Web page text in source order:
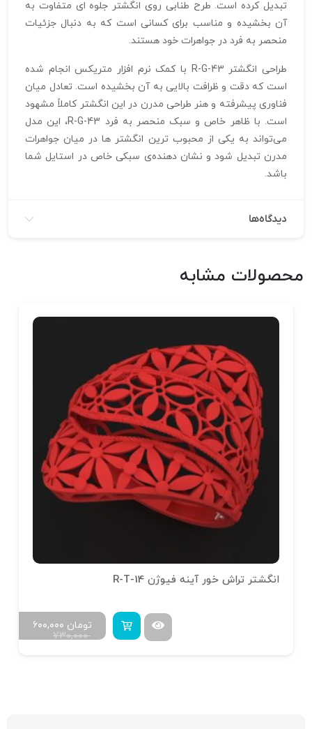
تبدیل کرده است. طرح طنابی روی انگشتر جلوه‌ ای متفاوت به
آن بخشیده و مناسب برای کسانی است که به دنبال جزئیات
منحصر به فرد در جواهرات خود هستند.
طراحی انگشتر R-G-43 با کمک نرم‌ افزار متریکس انجام شده
است که دقت و ظرافت بالایی به آن بخشیده است. تعادل میان
فناوری پیشرفته و هنر طراحی مدرن در این انگشتر کاملاً مشهود
است. با ظاهر خاص و سبک منحصر به فرد R-G-43، این مدل
می‌تواند به یکی از محبوب‌ ترین انگشتر ها در میان جواهرات
مدرن تبدیل شود و نشان‌ دهنده‌ی سبکی خاص در استایل شما
باشد.
دیدگاه‌ها
محصولات مشابه
انگشتر تراش خور آینه فیوژن R-T-14
۷۳۰,۰۰۰
۶۰۰,۰۰۰ تومان